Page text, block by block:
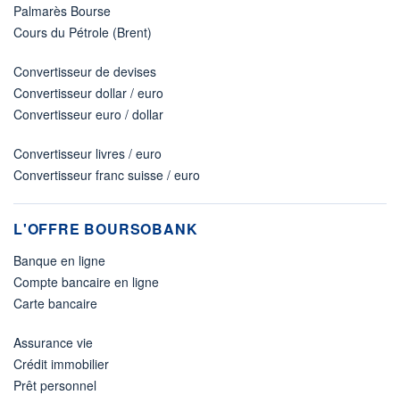
Palmarès Bourse
Cours du Pétrole (Brent)
Convertisseur de devises
Convertisseur dollar / euro
Convertisseur euro / dollar
Convertisseur livres / euro
Convertisseur franc suisse / euro
L'OFFRE BOURSOBANK
Banque en ligne
Compte bancaire en ligne
Carte bancaire
Assurance vie
Crédit immobilier
Prêt personnel